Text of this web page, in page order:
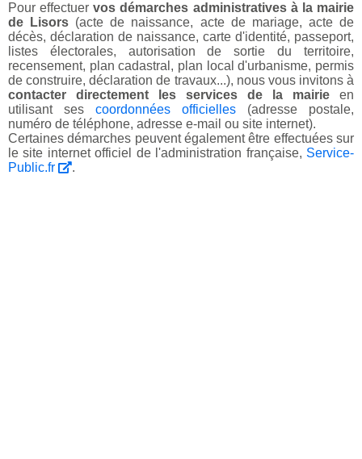
Pour effectuervos démarches administratives à la mairie
de Lisors (acte de naissance, acte de mariage, acte de
décès, déclaration de naissance, carte d'identité, passeport,
listes électorales, autorisation de sortie du territoire,
recensement, plan cadastral, plan local d'urbanisme, permis
de construire, déclaration de travaux...), nous vous invitons à
contacter directement les services de la mairie en
utilisant ses coordonnées officielles (adresse postale,
numéro de téléphone, adresse e-mail ou site internet).
Certaines démarches peuvent également être effectuées sur
le site internet officiel de l'administration française, Service-
Public.fr
.